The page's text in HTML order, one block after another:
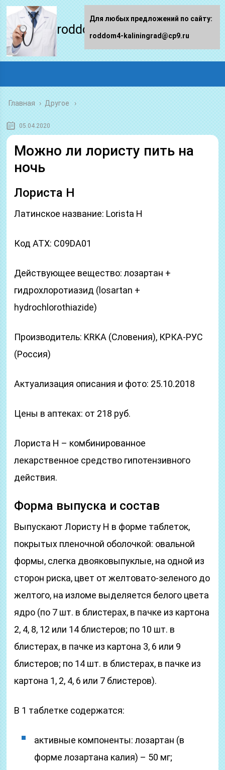
roddom4-kaliningrad.ru
Главная › Другое
05.04.2020
Можно ли лористу пить на
ночь
Лориста Н
Латинское название: Lorista H
Код ATX: C09DA01
Действующее вещество: лозартан +
гидрохлоротиазид (losartan +
hydrochlorothiazide)
Производитель: KRKA (Словения), КРКА-РУС
(Россия)
Актуализация описания и фото: 25.10.2018
Цены в аптеках: от 218 руб.
Лориста Н – комбинированное
лекарственное средство гипотензивного
действия.
Форма выпуска и состав
Выпускают Лористу Н в форме таблеток,
покрытых пленочной оболочкой: овальной
формы, слегка двояковыпуклые, на одной из
сторон риска, цвет от желтовато-зеленого до
желтого, на изломе выделяется белого цвета
ядро (по 7 шт. в блистерах, в пачке из картона
2, 4, 8, 12 или 14 блистеров; по 10 шт. в
блистерах, в пачке из картона 3, 6 или 9
блистеров; по 14 шт. в блистерах, в пачке из
картона 1, 2, 4, 6 или 7 блистеров).
В 1 таблетке содержатся:
активные компоненты: лозартан (в
форме лозартана калия) – 50 мг;
Для любых предложений по сайту:
roddom4-kaliningrad@cp9.ru